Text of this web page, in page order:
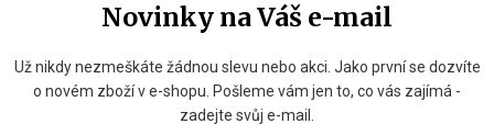
Novinky na Váš e-mail
Už nikdy nezmeškáte žádnou slevu nebo akci. Jako první se dozvíte
o novém zboží v e-shopu. Pošleme vám jen to, co vás zajímá -
zadejte svůj e-mail.